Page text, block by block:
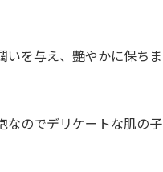
いを与え、艶やかに保ちま
なのでデリケートな肌の子